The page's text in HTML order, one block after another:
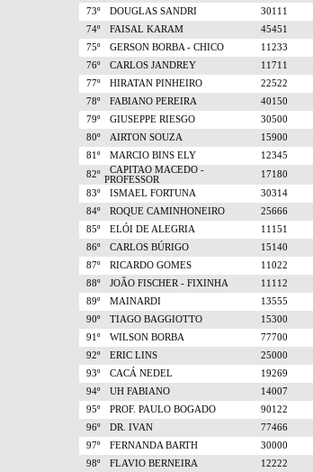
73º
DOUGLAS SANDRI 30111
74º
FAISAL KARAM 45451
75º
GERSON BORBA - CHICO 11233
76º
CARLOS JANDREY 11711
77º
HIRATAN PINHEIRO 22522
78º
FABIANO PEREIRA 40150
79º
GIUSEPPE RIESGO 30500
80º
AIRTON SOUZA 15900
81º
MARCIO BINS ELY 12345
82º
CAPITAO MACEDO -
PROFESSOR
17180
83º
ISMAEL FORTUNA 30314
84º
ROQUE CAMINHONEIRO 25666
85º
ELÓI DE ALEGRIA 11151
86º
CARLOS BÚRIGO 15140
87º
RICARDO GOMES 11022
88º
JOÃO FISCHER - FIXINHA 11112
89º
MAINARDI 13555
90º
TIAGO BAGGIOTTO 15300
91º
WILSON BORBA 77700
92º
ERIC LINS 25000
93º
CACÁ NEDEL 19269
94º
UH FABIANO 14007
95º
PROF. PAULO BOGADO 90122
96º
DR. IVAN 77466
97º
FERNANDA BARTH 30000
98º
FLAVIO BERNEIRA 12222